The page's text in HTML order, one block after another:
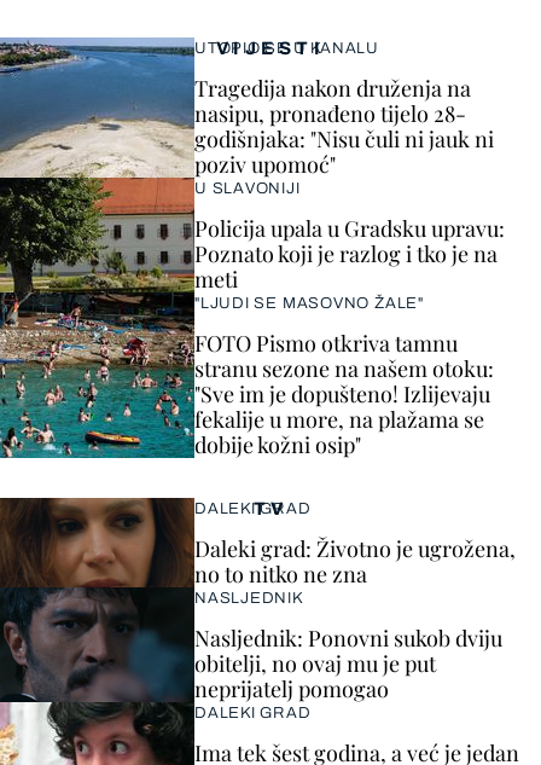
VIJESTI
UTOPIO SE U KANALU
Tragedija nakon druženja na
nasipu, pronađeno tijelo 28-
godišnjaka: "Nisu čuli ni jauk ni
poziv upomoć"
U SLAVONIJI
Policija upala u Gradsku upravu:
Poznato koji je razlog i tko je na
meti
"LJUDI SE MASOVNO ŽALE"
FOTO Pismo otkriva tamnu
stranu sezone na našem otoku:
"Sve im je dopušteno! Izlijevaju
fekalije u more, na plažama se
dobije kožni osip"
TV
DALEKI GRAD
Daleki grad: Životno je ugrožena,
no to nitko ne zna
NASLJEDNIK
Nasljednik: Ponovni sukob dviju
obitelji, no ovaj mu je put
neprijatelj pomogao
DALEKI GRAD
Ima tek šest godina, a već je jedan